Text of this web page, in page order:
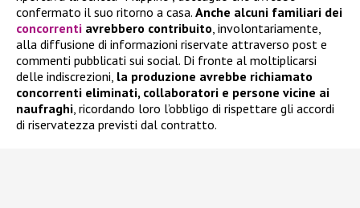
confermato il suo ritorno a casa. Anche alcuni familiari dei
concorrenti avrebbero contribuito , involontariamente,
alla diffusione di informazioni riservate attraverso post e
commenti pubblicati sui social. Di fronte al moltiplicarsi
delle indiscrezioni, la produzione avrebbe richiamato
concorrenti eliminati, collaboratori e persone vicine ai
naufraghi , ricordando loro l’obbligo di rispettare gli accordi
di riservatezza previsti dal contratto.